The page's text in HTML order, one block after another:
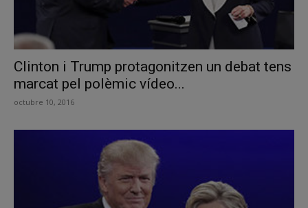
Clinton i Trump protagonitzen un debat tens
marcat pel polèmic vídeo...
octubre 10, 2016